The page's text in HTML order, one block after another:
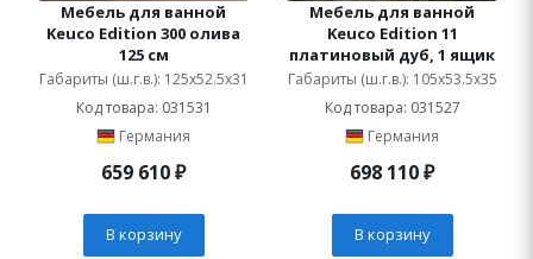
Мебель для ванной
Keuco Edition 300 олива
125 см
Габариты (ш.г.в.): 125x52.5x31
Код товара: 031531
Германия
659 610₽
В корзину
Мебель для ванной
Keuco Edition 11
платиновый дуб, 1 ящик
Габариты (ш.г.в.): 105x53.5x35
Код товара: 031527
Германия
698 110₽
В корзину